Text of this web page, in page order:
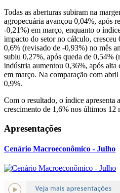
Todas as aberturas subiram na
agropecuária avançou 0,04%, após
-0,21%) em março, enquanto o
impacto do setor no cálculo, cresceu
0,6% (revisado de -0,93%) no mês
subiu 0,27%, após queda de 0,54%
indústria aumentou 0,36%, após
em março. Na comparação com
0,9%.
Com o resultado, o índice apresenta
crescimento de 1,6% nos últimos 12
Apresentações
Cenário Macroeconômico - Julho